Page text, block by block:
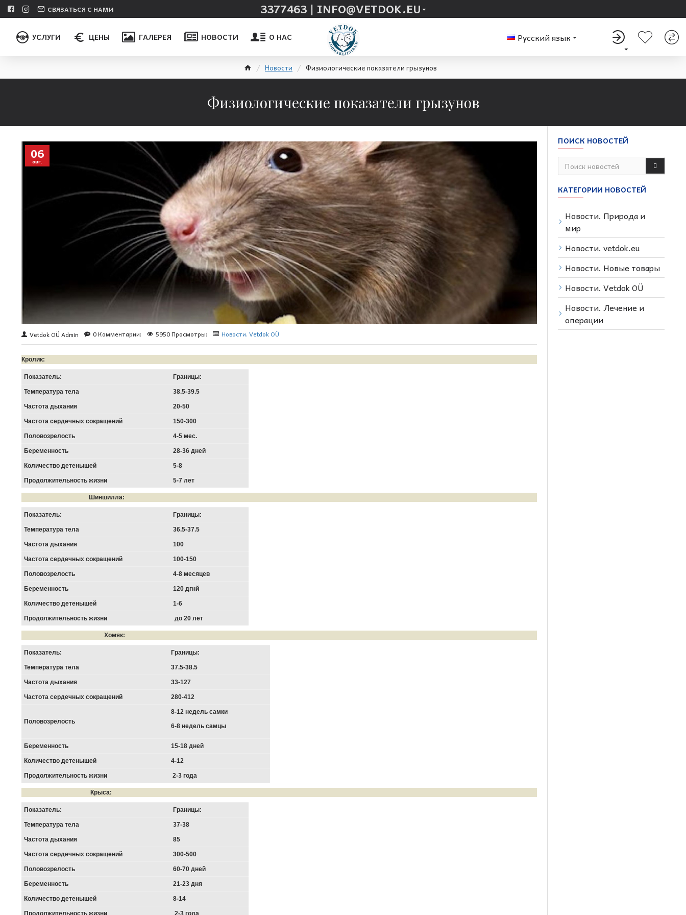
СВЯЗАТЬСЯ С НАМИ 3377463 | INFO@VETDOK.EU
УСЛУГИ ЦЕНЫ ГАЛЕРЕЯ НОВОСТИ О НАС Русский язык
Новости Физиологические показатели грызунов
Физиологические показатели грызунов
06
авг.
Vetdok OÜ Admin 0 Комментарии: 5950 Просмотры: Новости. Vetdok OÜ
Кролик:
Показатель: Границы:
Температура тела 38.5-39.5
Частота дыхания 20-50
Частота сердечных сокращений 150-300
Половозрелость 4-5 мес.
Беременность 28-36 дней
Количество детенышей 5-8
Продолжительность жизни 5-7 лет
Шиншилла:
Показатель: Границы:
Температура тела 36.5-37.5
Частота дыхания 100
Частота сердечных сокращений 100-150
Половозрелость 4-8 месяцев
Беременность 120 дгнй
Количество детенышей 1-6
Продолжительность жизни до 20 лет
Хомяк:
Показатель: Границы:
Температура тела 37.5-38.5
Частота дыхания 33-127
Частота сердечных сокращений 280-412
Половозрелость
8-12 недель самки
6-8 недель самцы
Беременность 15-18 дней
Количество детенышей 4-12
Продолжительность жизни 2-3 года
Крыса:
Показатель: Границы:
Температура тела 37-38
Частота дыхания 85
Частота сердечных сокращений 300-500
Половозрелость 60-70 дней
Беременность 21-23 дня
Количество детенышей 8-14
Продолжительность жизни 2-3 года
ПОИСК НОВОСТЕЙ
КАТЕГОРИИ НОВОСТЕЙ
Новости. Природа и
мир
Новости. vetdok.eu
Новости. Новые товары
Новости. Vetdok OÜ
Новости. Лечение и
операции